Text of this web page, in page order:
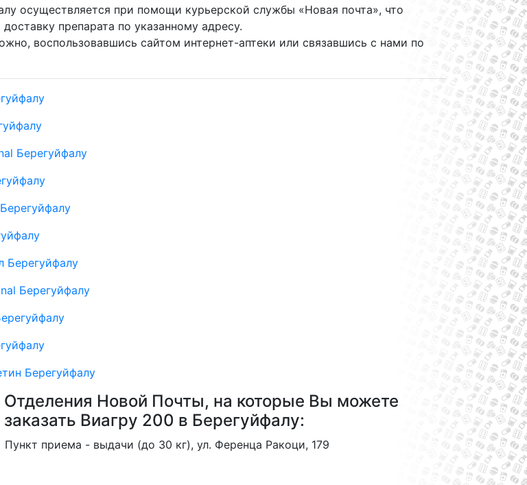
осуществляется при помощи курьерской службы «Новая почта», что
препарата по указанному адресу.
воспользовавшись сайтом интернет-аптеки или связавшись с нами по
Берегуйфалу
Берегуйфалу
Берегуйфалу
Берегуйфалу
Отделения Новой Почты, на которые Вы можете
заказать Виагру 200 в Берегуйфалу:
Пункт приема - выдачи (до 30 кг), ул. Ференца Ракоци, 179